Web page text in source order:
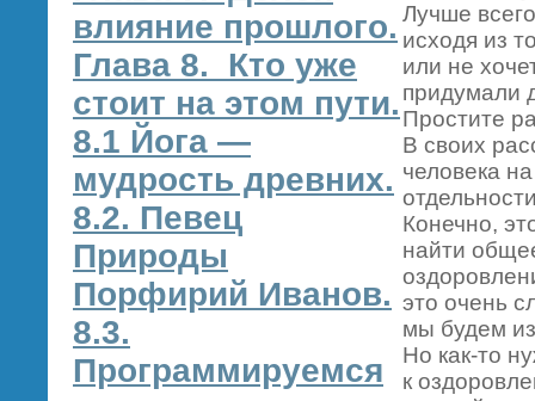
влияние прошлого.
Глава 8. Кто уже
стоит на этом пути.
8.1 Йога —
мудрость древних.
8.2. Певец
Природы
Порфирий Иванов.
8.3.
Программируемся
Лучше
исходя из
или не
придумали
Простите
В своих
человека
Конечно,
найти
это очень
мы будем
Но как-то
к